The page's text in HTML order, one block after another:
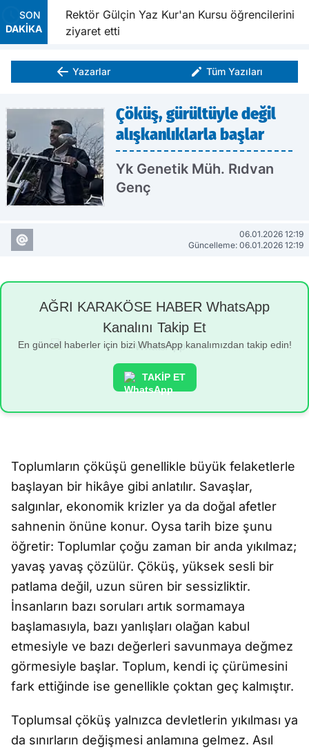
SON
DAKİKA
Rektör Gülçin Yaz Kur'an Kursu öğrencilerini
ziyaret etti
Yazarlar Tüm Yazıları
Çöküş, gürültüyle değil
alışkanlıklarla başlar
Yk Genetik Müh. Rıdvan
Genç
06.01.2026 12:19
Güncelleme: 06.01.2026 12:19
AĞRI KARAKÖSE HABER WhatsApp
Kanalını Takip Et
En güncel haberler için bizi WhatsApp kanalımızdan takip edin!
TAKİP ET
Toplumların çöküşü genellikle büyük felaketlerle
başlayan bir hikâye gibi anlatılır. Savaşlar,
salgınlar, ekonomik krizler ya da doğal afetler
sahnenin önüne konur. Oysa tarih bize şunu
öğretir: Toplumlar çoğu zaman bir anda yıkılmaz;
yavaş yavaş çözülür. Çöküş, yüksek sesli bir
patlama değil, uzun süren bir sessizliktir.
İnsanların bazı soruları artık sormamaya
başlamasıyla, bazı yanlışları olağan kabul
etmesiyle ve bazı değerleri savunmaya değmez
görmesiyle başlar. Toplum, kendi iç çürümesini
fark ettiğinde ise genellikle çoktan geç kalmıştır.
Toplumsal çöküş yalnızca devletlerin yıkılması ya
da sınırların değişmesi anlamına gelmez. Asıl